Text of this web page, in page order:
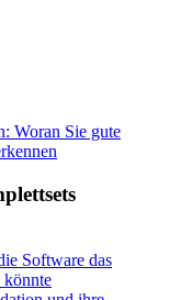
Woran Sie gute
Software das
könnte